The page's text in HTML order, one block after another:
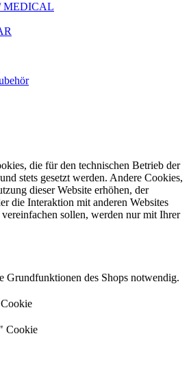
MEDICAL
die für den technischen Betrieb der
stets gesetzt werden. Andere Cookies,
dieser Website erhöhen, der
die Interaktion mit anderen Websites
sollen, werden nur mit Ihrer
Grundfunktionen des Shops notwendig.
Cookie